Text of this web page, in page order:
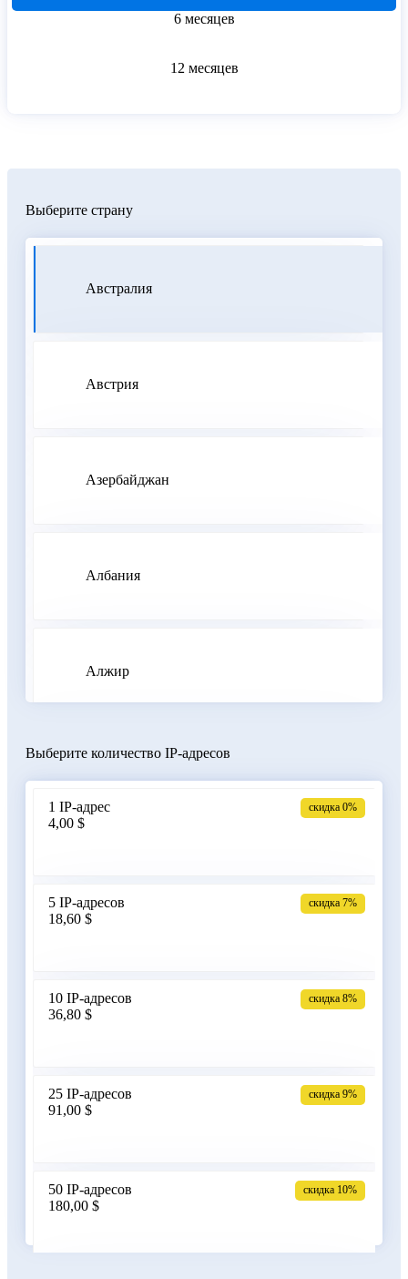
6 месяцев
12 месяцев
Выберите страну
Австралия
Австрия
Азербайджан
Албания
Алжир
Выберите количество IP-адресов
1 IP-адрес
4,00 $
скидка 0%
5 IP-адресов
18,60 $
скидка 7%
10 IP-адресов
36,80 $
скидка 8%
25 IP-адресов
91,00 $
скидка 9%
50 IP-адресов
180,00 $
скидка 10%